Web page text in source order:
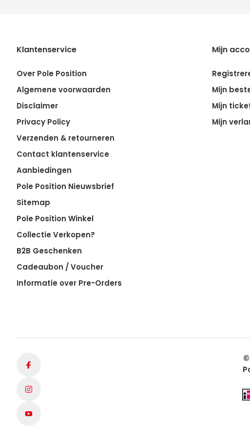
Klantenservice
Over Pole Position
Algemene voorwaarden
Disclaimer
Privacy Policy
Verzenden & retourneren
Contact klantenservice
Aanbiedingen
Pole Position Nieuwsbrief
Sitemap
Pole Position Winkel
Collectie Verkopen?
B2B Geschenken
Cadeaubon / Voucher
Informatie over Pre-Orders
Mijn
Mijn
Mijn
Mijn